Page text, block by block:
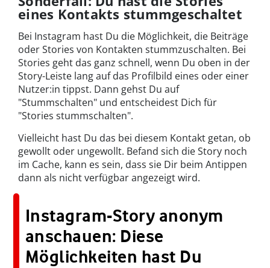
eines Kontakts stummgeschaltet
Bei Instagram hast Du die Möglichkeit, die Beiträge
oder Stories von Kontakten stummzuschalten. Bei
Stories geht das ganz schnell, wenn Du oben in der
Story-Leiste lang auf das Profilbild eines oder einer
Nutzer:in tippst. Dann gehst Du auf
"Stummschalten" und entscheidest Dich für
"Stories stummschalten".
Vielleicht hast Du das bei diesem Kontakt getan, ob
gewollt oder ungewollt. Befand sich die Story noch
im Cache, kann es sein, dass sie Dir beim Antippen
dann als nicht verfügbar angezeigt wird.
Instagram-Story anonym
anschauen: Diese
Möglichkeiten hast Du